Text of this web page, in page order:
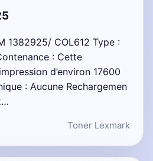
1382925/ COL612 Type :
: Cette
d’environ 17600
: Aucune Rechargemen
Toner Lexmark